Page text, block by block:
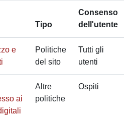
Tipo
Consenso
dell'utente
e
Politiche
del sito
Tutti gli
utenti
ai
Altre
politiche
Ospiti